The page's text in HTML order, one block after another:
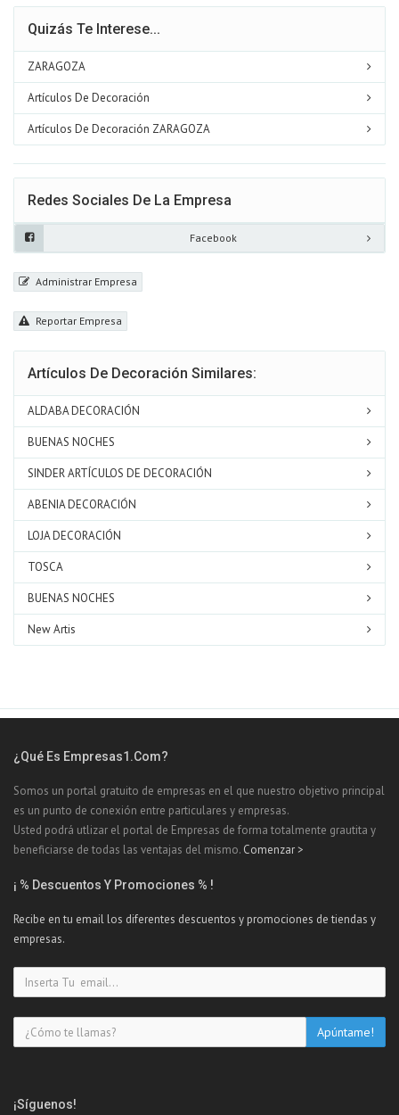
Quizás Te Interese...
ZARAGOZA
Artículos De Decoración
Artículos De Decoración ZARAGOZA
Redes Sociales De La Empresa
Facebook
Administrar Empresa
Reportar Empresa
Artículos De Decoración Similares:
ALDABA DECORACIÓN
BUENAS NOCHES
SINDER ARTÍCULOS DE DECORACIÓN
ABENIA DECORACIÓN
LOJA DECORACIÓN
TOSCA
BUENAS NOCHES
New Artis
¿Qué Es Empresas1.com?
Somos un portal gratuito de empresas en el que nuestro objetivo principal
es un punto de conexión entre particulares y empresas.
Usted podrá utlizar el portal de Empresas de forma totalmente grautita y
beneficiarse de todas las ventajas del mismo. Comenzar >
¡ % Descuentos Y Promociones % !
Recibe en tu email los diferentes descuentos y promociones de tiendas y
empresas.
¡Síguenos!